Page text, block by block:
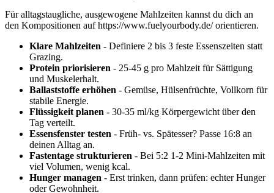
Für alltagstaugliche, ausgewogene Mahlzeiten kannst du dich an
den Kompositionen auf https://www.fuelyourbody.de/ orientieren.
Klare Mahlzeiten - Definiere 2 bis 3 feste Essenszeiten statt
Grazing.
Protein priorisieren - 25-45 g pro Mahlzeit für Sättigung
und Muskelerhalt.
Ballaststoffe erhöhen - Gemüse, Hülsenfrüchte, Vollkorn für
stabile Energie.
Flüssigkeit planen - 30-35 ml/kg Körpergewicht über den
Tag verteilt.
Essensfenster testen - Früh- vs. Spätesser? Passe 16:8 an
deinen Alltag an.
Fastentage strukturieren - Bei 5:2 1-2 Mini-Mahlzeiten mit
viel Volumen, wenig kcal.
Hunger managen - Erst trinken, dann prüfen: echter Hunger
oder Gewohnheit.